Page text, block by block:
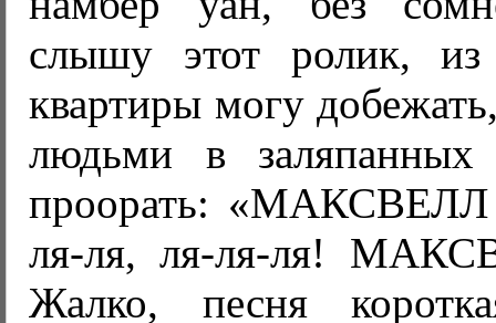
слышу этот ролик, из
квартиры могу
людьми в заляпанных
проорать:
ля-ля, ля-ля-ля!
Жалко, песня